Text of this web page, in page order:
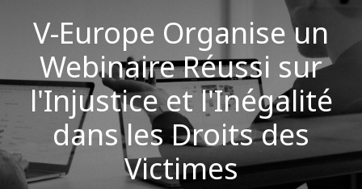
V-Europe Organise un
Webinaire Réussi sur
l'Injustice et l'Inégalité
dans les Droits des
Victimes